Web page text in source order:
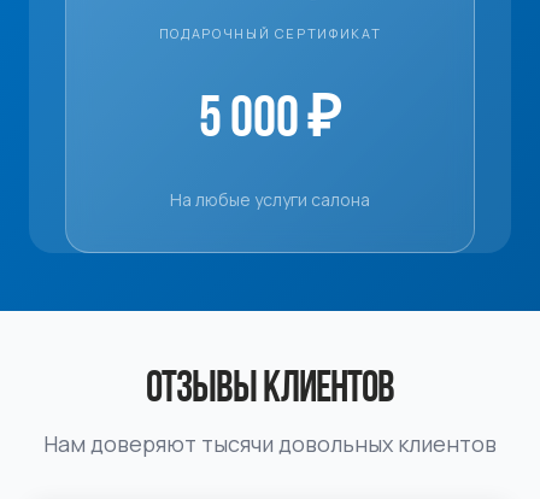
ПОДАРОЧНЫЙ СЕРТИФИКАТ
5 000 ₽
На любые услуги салона
ОТЗЫВЫ КЛИЕНТОВ
Нам доверяют тысячи довольных клиентов